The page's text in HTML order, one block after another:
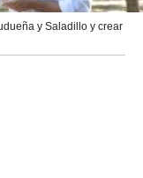
y Saladillo y crear